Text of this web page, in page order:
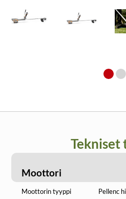
Tekniset
Moottori
Moottorin tyyppi Pellenc